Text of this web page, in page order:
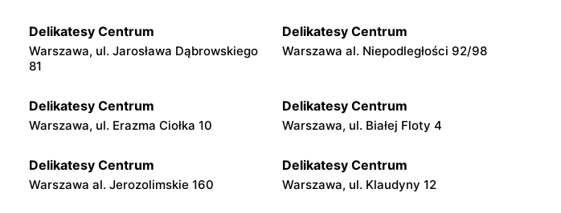
Delikatesy Centrum
Warszawa, ul. Jarosława Dąbrowskiego
81
Delikatesy Centrum
Warszawa al. Niepodległości 92/98
Delikatesy Centrum
Warszawa, ul. Erazma Ciołka 10
Delikatesy Centrum
Warszawa, ul. Białej Floty 4
Delikatesy Centrum
Warszawa al. Jerozolimskie 160
Delikatesy Centrum
Warszawa, ul. Klaudyny 12